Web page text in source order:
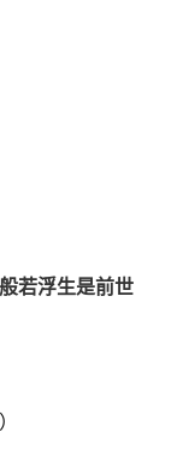
若浮生是前世